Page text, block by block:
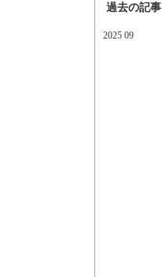
過去の記事
2025 09